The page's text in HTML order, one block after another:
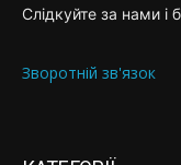
Слідкуйте за нами і
Зворотній зв'язок